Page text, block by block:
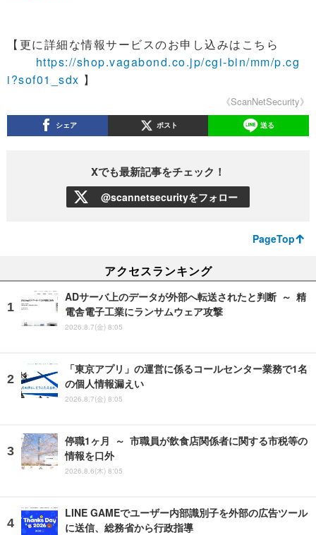
【更に詳細な情報サービスのお申し込みはこちら
https://shop.vagabond.co.jp/cgi-bin/mm/p.cg
i?sof01_sdx 】
《ScanNetSecurity》
シェア ポスト 送る
Xでも最新記事をチェック！
@scannetsecurityをフォロー
PageTop
アクセスランキング
ADサーバ上のデータが外部へ転送されたと判断 ～ 精
電舎電子工業にランサムウェア攻撃
2026.8.7(金) 8:05
「東京アプリ」の運営に係るコールセンター業務で1名
の個人情報漏えい
2026.8.7(金) 8:05
停職1ヶ月 ～ 市職員が飲食店関係者に関する市税等の
情報を口外
2026.8.6(木) 8:05
LINE GAMEでユーザー内部識別子を外部の広告ツール
に送信、総務省から行政指導